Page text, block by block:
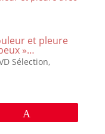
et pleure
»…
Sélection,